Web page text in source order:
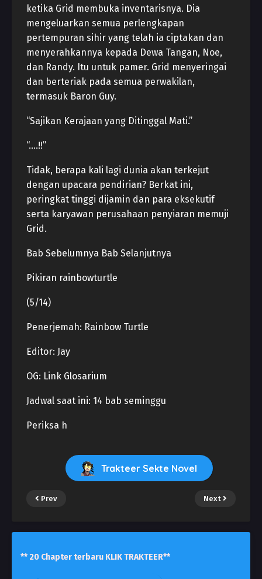
ketika Grid membuka inventarisnya. Dia
mengeluarkan semua perlengkapan
pertempuran sihir yang telah ia ciptakan dan
menyerahkannya kepada Dewa Tangan, Noe,
dan Randy. Itu untuk pamer. Grid menyeringai
dan berteriak pada semua perwakilan,
termasuk Baron Guy.
“Sajikan Kerajaan yang Ditinggal Mati.”
“….!!”
Tidak, berapa kali lagi dunia akan terkejut
dengan upacara pendirian? Berkat ini,
peringkat tinggi dijamin dan para eksekutif
serta karyawan perusahaan penyiaran memuji
Grid.
Bab Sebelumnya Bab Selanjutnya
Pikiran rainbowturtle
(5/14)
Penerjemah: Rainbow Turtle
Editor: Jay
OG: Link Glosarium
Jadwal saat ini: 14 bab seminggu
Periksa h
Trakteer Sekte Novel
Prev Next
** 20 Chapter terbaru KLIK TRAKTEER**